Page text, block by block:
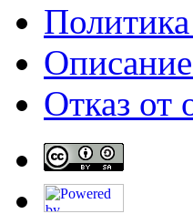
Отказ от